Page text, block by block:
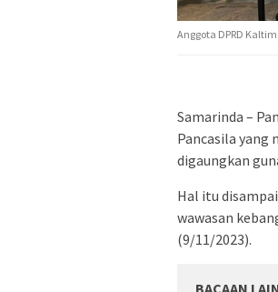
Anggota DPRD
Samarinda –
Pancasila yang
digaungkan
Hal itu
wawasan
(9/11/2023).
BACAAN